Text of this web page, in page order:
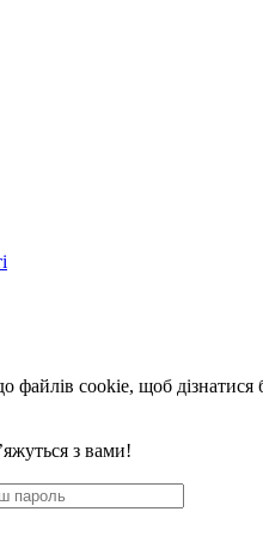
файлів cookie, щоб дізнатися
з вами!